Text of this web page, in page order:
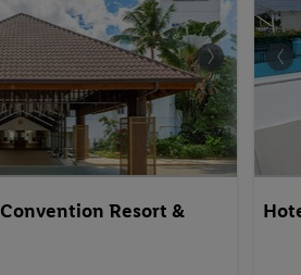
Resort &